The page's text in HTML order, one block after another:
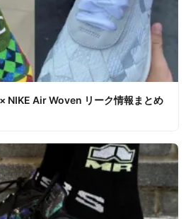
NIKE Air Woven リーク情報まとめ